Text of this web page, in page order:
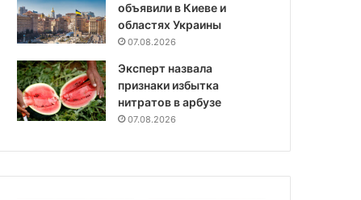
объявили в Киеве и
областях Украины
07.08.2026
Эксперт назвала
признаки избытка
нитратов в арбузе
07.08.2026